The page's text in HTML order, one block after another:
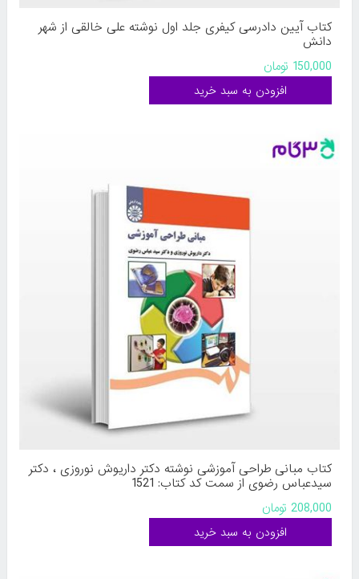
کتاب آیین دادرسی کیفری جلد اول نوشته علی خالقی از شهر
دانش
150,000 تومان
کتاب مبانی طراحی آموزشی نوشته دکتر داریوش نوروزی ، دکتر
سیدعباس رضوی از سمت کد کتاب: 1521
208,000 تومان